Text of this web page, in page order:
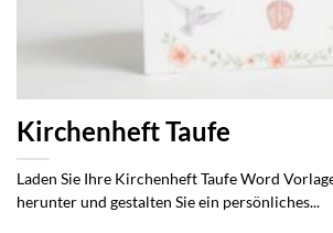
Kirchenheft Taufe
Laden Sie Ihre Kirchenheft Taufe Word
herunter und gestalten Sie ein persönliches...